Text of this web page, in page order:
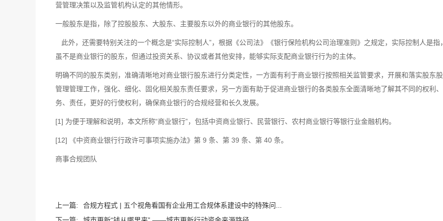
营管理决策以及监管机构认定的其他情形。
一般股东是指，除了控股股东、大股东、主要股东以外的商业银行的其他股东。
此外，还需要特别关注的一个概念是“实际控制人”，根据《公司法》《银行保险机构公司治理准则》之规定，实际控制人是指，
虽不是商业银行的股东，但通过投资关系、协议或者其他安排，能够实际支配商业银行行为的主体。
明确不同的股东类别，准确清晰地对商业银行股东进行分类定性，一方面有利于商业银行按照相关监管要求，开展和落实股东
管理管理工作，强化、细化、固化相关股东责任要求，另一方面有助于促进商业银行的各类股东全面清晰地了解其不同的权利
务、责任，更好的行使权利，确保商业银行的合规经营和长久发展。
[1] 为便于理解和说明，本文所称“商业银行”，包括中资商业银行、民营银行、农村商业银行等银行业金融机构。
[12] 《中资商业银行行政许可事项实施办法》第 9 条、第 39 条、第 40 条。
商事合规团队
上一篇:
合规方程式 | 五个视角看国有企业用工合规体系建设中的特殊问...